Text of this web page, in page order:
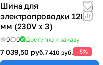
Шина для
электропроводки 1200
мм (230V x 3)
0 0 Доступно к заказу
7 039,50 руб.7 410 руб. -5%